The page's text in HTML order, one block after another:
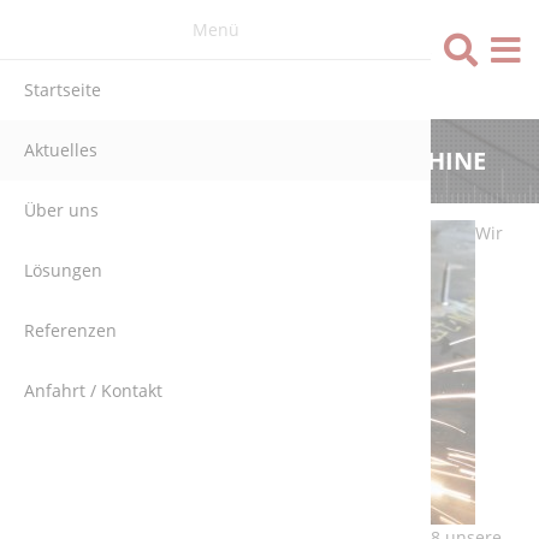
NEUE WERKSTATT – NEUE MASCHINE
Wir
Menü
Startseite
Aktuelles
Über uns
Lösungen
Referenzen
Anfahrt / Kontakt